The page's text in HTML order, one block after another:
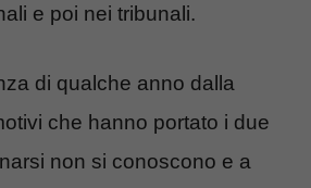
e poi nei tribunali.
di qualche anno dalla
che hanno portato i due
non si conoscono e a